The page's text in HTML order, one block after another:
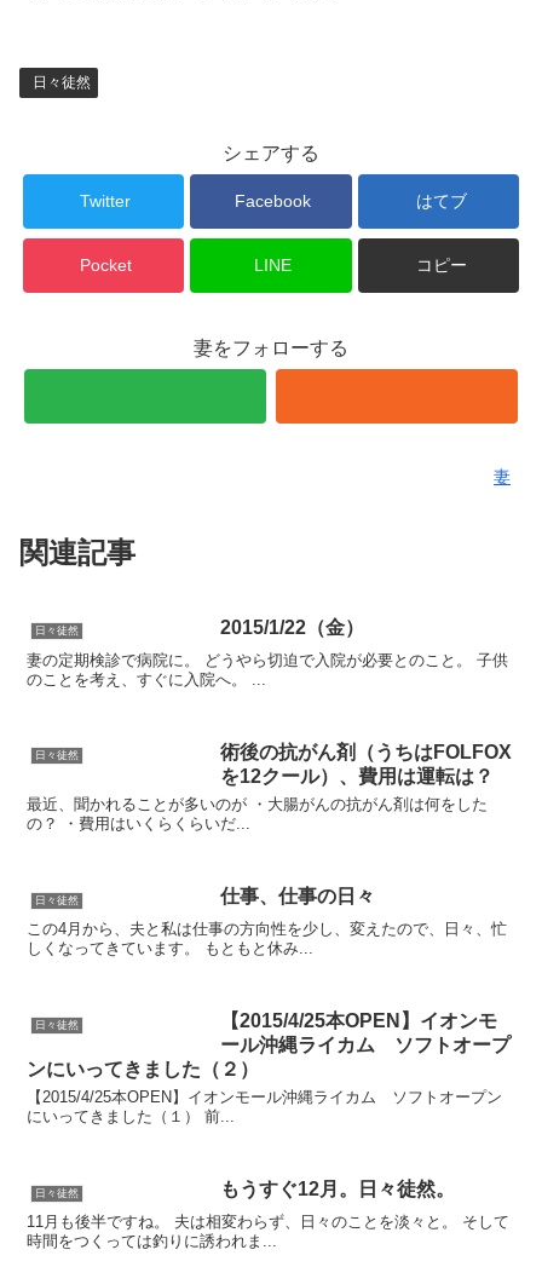
日々徒然
シェアする
Twitter Facebook はてブ
Pocket LINE コピー
妻をフォローする
妻
関連記事
日々徒然 2015/1/22（金）
妻の定期検診で病院に。 どうやら切迫で入院が必要とのこと。 子供
のことを考え、すぐに入院へ。 ...
日々徒然
術後の抗がん剤（うちはFOLFOX
を12クール）、費用は運転は？
最近、聞かれることが多いのが ・大腸がんの抗がん剤は何をした
の？ ・費用はいくらくらいだ...
日々徒然 仕事、仕事の日々
この4月から、夫と私は仕事の方向性を少し、変えたので、日々、忙
しくなってきています。 もともと休み...
日々徒然
【2015/4/25本OPEN】イオンモ
ール沖縄ライカム ソフトオープ
ンにいってきました（２）
【2015/4/25本OPEN】イオンモール沖縄ライカム ソフトオープン
にいってきました（１） 前...
日々徒然 もうすぐ12月。日々徒然。
11月も後半ですね。 夫は相変わらず、日々のことを淡々と。 そして
時間をつくっては釣りに誘われま...